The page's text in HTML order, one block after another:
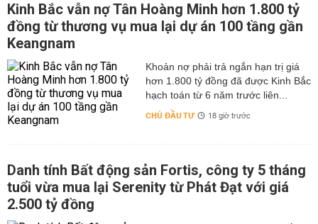
Kinh Bắc vẫn nợ Tân Hoàng Minh hơn 1.800 tỷ
đồng từ thương vụ mua lại dự án 100 tầng gần
Keangnam
hơn 1.800 tỷ đồng đã được Kinh Bắc
hạch toán từ 6 năm trước liên...
CHỦ ĐẦU TƯ 18 giờ trước
Danh tính Bất động sản Fortis, công ty 5 tháng
tuổi vừa mua lại Serenity từ Phát Đạt với giá
2.500 tỷ đồng